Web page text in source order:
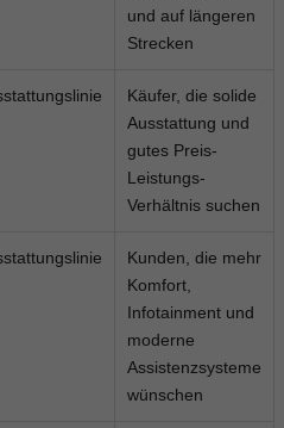
und auf längeren
Strecken
Käufer, die solide
Ausstattung und
gutes Preis-
Leistungs-
Verhältnis suchen
Kunden, die mehr
Komfort,
Infotainment und
moderne
Assistenzsysteme
wünschen